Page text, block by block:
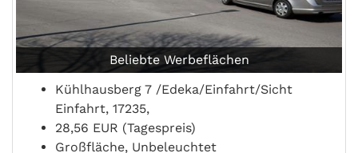
Beliebte Werbeflächen
Kühlhausberg 7 /Edeka/Einfahrt/Sicht
Einfahrt, 17235,
28,56 EUR (Tagespreis)
Großfläche, Unbeleuchtet